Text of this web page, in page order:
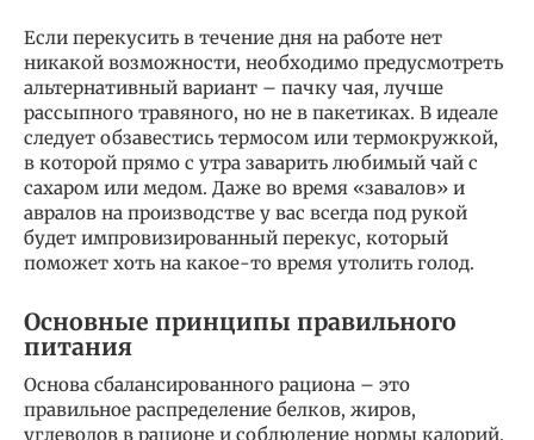
Если перекусить в течение дня на работе нет
никакой возможности, необходимо предусмотреть
альтернативный вариант – пачку чая, лучше
рассыпного травяного, но не в пакетиках. В идеале
следует обзавестись термосом или термокружкой,
в которой прямо с утра заварить любимый чай с
сахаром или медом. Даже во время «завалов» и
авралов на производстве у вас всегда под рукой
будет импровизированный перекус, который
поможет хоть на какое-то время утолить голод.
Основные принципы правильного
питания
Основа сбалансированного рациона – это
правильное распределение белков, жиров,
углеводов в рационе и соблюдение нормы калорий.